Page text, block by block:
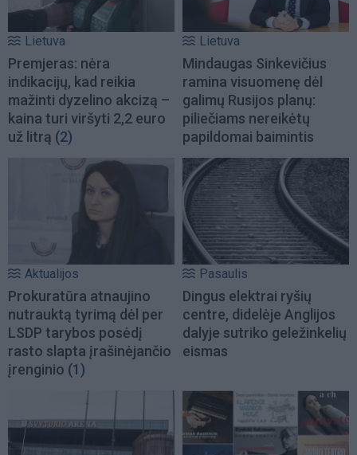
Lietuva
Premjeras: nėra
indikacijų, kad reikia
mažinti dyzelino akcizą –
kaina turi viršyti 2,2 euro
už litrą (2)
Lietuva
Mindaugas Sinkevičius
ramina visuomenę dėl
galimų Rusijos planų:
piliečiams nereikėtų
papildomai baimintis
Aktualijos
Prokuratūra atnaujino
nutrauktą tyrimą dėl per
LSDP tarybos posėdį
rasto slapta įrašinėjančio
įrenginio (1)
Pasaulis
Dingus elektrai ryšių
centre, didelėje Anglijos
dalyje sutriko geležinkelių
eismas